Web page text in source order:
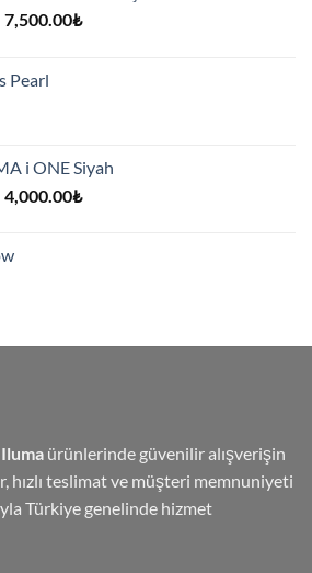
Orijinal
7,500.00₺Şu
Pearl
i ONE Siyah
Orijinal
4,000.00₺Şu
ürünlerinde güvenilir alışverişin
hızlı teslimat ve müşteri memnuniyeti
Türkiye genelinde hizmet